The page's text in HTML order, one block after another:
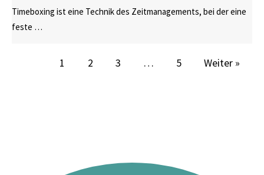
Timeboxing ist eine Technik des Zeitmanagements, bei der eine
feste …
1 2 3 … 5 Weiter »